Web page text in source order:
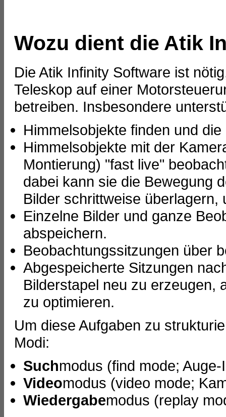
Wozu dient die Atik
Die Atik Infinity Software ist
Teleskop auf einer
betreiben. Insbesondere
Himmelsobjekte finden und
Himmelsobjekte mit der
Montierung) "fast live"
dabei kann sie die Bewegung
Bilder schrittweise
Einzelne Bilder und ganze
abspeichern.
Beobachtungssitzungen über
Abgespeicherte Sitzungen
Bilderstapel neu zu erzeugen,
zu optimieren.
Um diese Aufgaben zu
Modi:
Suchmodus (find mode; Auge-
Videomodus (video mode;
Wiedergabemodus (replay